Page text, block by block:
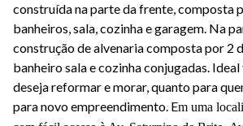
construída na parte da frente, composta
banheiros, sala, cozinha e garagem. Na
construção de alvenaria composta por 2
banheiro sala e cozinha conjugadas.
deseja reformar e morar, quanto para
para novo empreendimento. Em uma